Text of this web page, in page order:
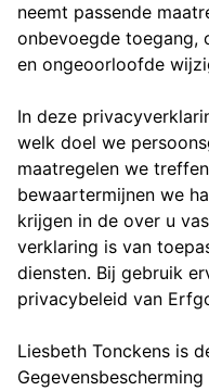
neemt passende
onbevoegde toegang,
en ongeoorloofde
In deze
welk doel we
maatregelen we
bewaartermijnen we
krijgen in de over u
verklaring is van
diensten. Bij gebruik
privacybeleid van
Liesbeth Tonckens is